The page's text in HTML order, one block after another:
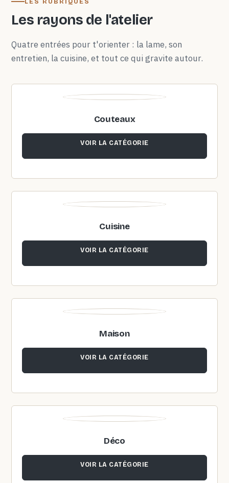
Les rayons de l'atelier
Quatre entrées pour t'orienter : la lame, son
entretien, la cuisine, et tout ce qui gravite autour.
Couteaux
VOIR LA CATÉGORIE
Cuisine
VOIR LA CATÉGORIE
Maison
VOIR LA CATÉGORIE
Déco
VOIR LA CATÉGORIE